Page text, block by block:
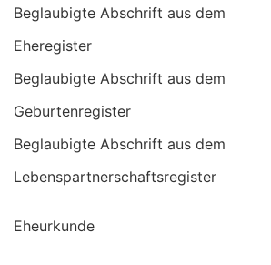
Beglaubigte Abschrift aus dem
Eheregister
Beglaubigte Abschrift aus dem
Geburtenregister
Beglaubigte Abschrift aus dem
Lebenspartnerschaftsregister
Eheurkunde